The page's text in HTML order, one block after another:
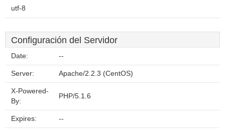
utf-8
Configuración del Servidor
Date: --
Server: Apache/2.2.3 (CentOS)
X-Powered-
By:
PHP/5.1.6
Expires: --